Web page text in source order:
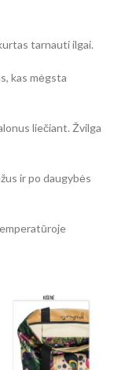
tarnauti ilgai.
kas mėgsta
liečiant. Žvilga
ir po daugybės